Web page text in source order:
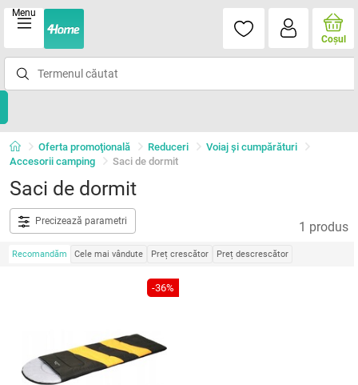
Menu
Coşul
Oferta promoţională Reduceri
Voiaj și cumpărături
Accesorii camping
Saci de dormit
Saci de dormit
Precizează parametri 1 produs
Recomandăm Cele mai vândute Preț crescător Preț descrescător
-36%